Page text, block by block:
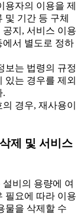
자의 이용을 제
및 기간 등 구체
지, 서비스 이용
서 별도로 정하
는 법령의 규정
있는 경우를 제외
.
경우, 재사용이
제 및 서비스
비의 용량에 여
필요에 따라 이용
물을 삭제할 수